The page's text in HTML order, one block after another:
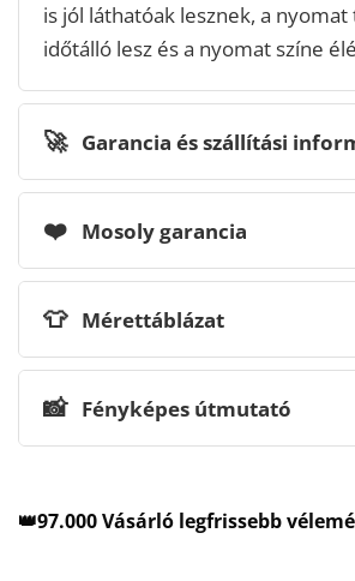
is jól láthatóak lesznek, a
időtálló lesz és a nyomat színe
🚀 Garancia és szállítási
❤️ Mosoly garancia
👕 Mérettáblázat
📸 Fényképes útmutató
👑97.000 Vásárló legfrissebb